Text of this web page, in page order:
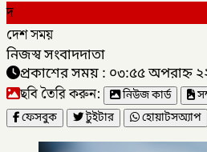
দ
দেশ সময়
নিজস্ব সংবাদদাতা
প্রকাশের সময় : ০৩:৫৫ অপরাহ্ন
ছবি তৈরি করুন: নিউজ কার্ড
ফেসবুক
টুইটার হোয়াটসঅ্যাপ